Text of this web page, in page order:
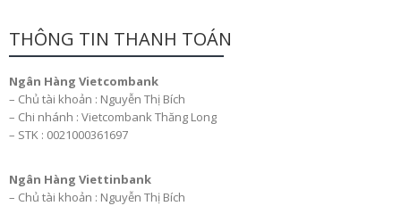
THÔNG TIN THANH TOÁN
Ngân Hàng Vietcombank
– Chủ tài khoản : Nguyễn Thị Bích
– Chi nhánh : Vietcombank Thăng Long
– STK : 0021000361697
Ngân Hàng Viettinbank
– Chủ tài khoản : Nguyễn Thị Bích